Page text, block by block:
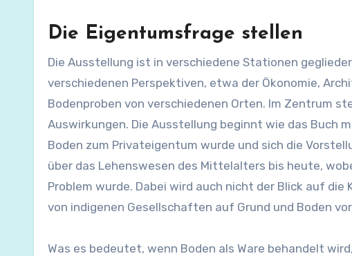
Die Eigentumsfrage stellen
Die Ausstellung ist in verschiedene Stationen
verschiedenen Perspektiven, etwa der Ökonomie,
Bodenproben von verschiedenen Orten. Im Zentrum
Auswirkungen. Die Ausstellung beginnt wie das Buch
Boden zum Privateigentum wurde und sich die
über das Lehenswesen des Mittelalters bis heute,
Problem wurde. Dabei wird auch nicht der Blick auf
von indigenen Gesellschaften auf Grund und Boden
Was es bedeutet, wenn Boden als Ware behandelt